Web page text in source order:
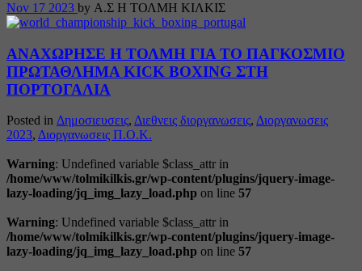
Nov 17 2023 by Α.Σ Η ΤΟΛΜΗ ΚΙΛΚΙΣ
ΑΝΑΧΩΡΗΣΕ Η ΤΟΛΜΗ ΓΙΑ ΤΟ ΠΑΓΚΟΣΜΙΟ
ΠΡΩΤΑΘΛΗΜΑ KICK BOXING ΣΤΗ
ΠΟΡΤΟΓΑΛΙΑ
Posted in Δημοσιευσεις, Διεθνεις διοργανωσεις, Διοργανωσεις
2023, Διοργανωσεις Π.Ο.Κ.
Warning: Undefined variable $class_attr in
/home/www/tolmikilkis.gr/wp-content/plugins/jquery-image-
lazy-loading/jq_img_lazy_load.php on line 57
Warning: Undefined variable $class_attr in
/home/www/tolmikilkis.gr/wp-content/plugins/jquery-image-
lazy-loading/jq_img_lazy_load.php on line 57